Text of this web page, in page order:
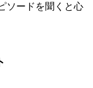
ソードを聞くと心